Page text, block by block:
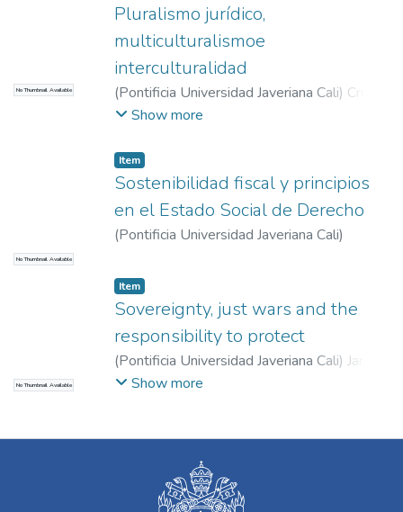
No Thumbnail Available
Pluralismo jurídico,
multiculturalismoe
interculturalidad
(Pontificia Universidad Javeriana Cali) Cruz
Rodríguez, Edwin
Show more
No Thumbnail Available
Item
Sostenibilidad fiscal y principios
en el Estado Social de Derecho
(Pontificia Universidad Javeriana Cali)
No Thumbnail Available
Item
Sovereignty, just wars and the
responsibility to protect
(Pontificia Universidad Javeriana Cali) Jara
Gómez, Ana María
Show more